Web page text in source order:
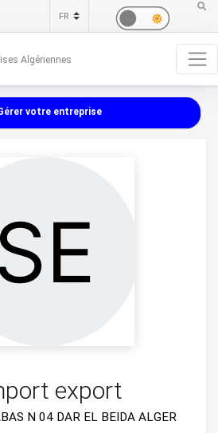
Algériennes
votre entreprise
export
N 04 DAR EL BEIDA ALGER